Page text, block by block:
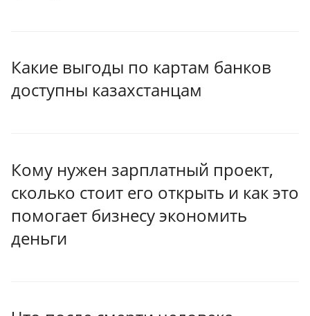
Какие выгоды по картам банков
доступны казахстанцам
Кому нужен зарплатный проект,
сколько стоит его открыть и как это
помогает бизнесу экономить
деньги